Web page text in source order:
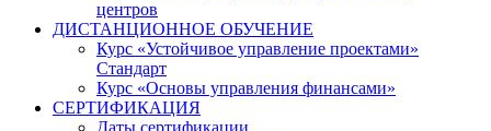
центров
ДИСТАНЦИОННОЕ ОБУЧЕНИЕ
Курс «Устойчивое управление проектами»
Стандарт
Курс «Основы управления финансами»
СЕРТИФИКАЦИЯ
Даты сертификации